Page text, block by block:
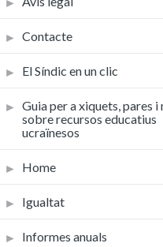
Contacte
El Síndic en un clic
Guia per a xiquets, pares i
sobre recursos educatius
ucraïnesos
Home
Igualtat
Informes anuals